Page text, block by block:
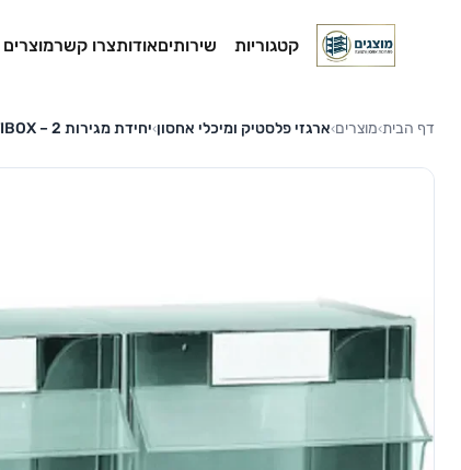
קטגוריות שירותיםאודותצרו קשרמוצרים
דף הבית›מוצרים›ארגזי פלסטיק ומיכלי אחסון›יחידת מגירות PRACTIBOX – 2 מגירות שקופות